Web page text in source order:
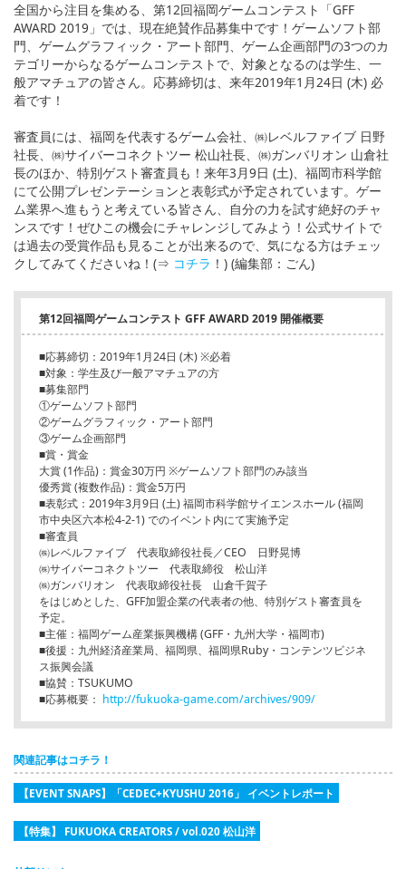
全国から注目を集める、第12回福岡ゲームコンテスト「GFF
AWARD 2019」では、現在絶賛作品募集中です！ゲームソフト部
門、ゲームグラフィック・アート部門、ゲーム企画部門の3つのカ
テゴリーからなるゲームコンテストで、対象となるのは学生、一
般アマチュアの皆さん。応募締切は、来年2019年1月24日 (木) 必
着です！
審査員には、福岡を代表するゲーム会社、㈱レベルファイブ 日野
社長、㈱サイバーコネクトツー 松山社長、㈱ガンバリオン 山倉社
長のほか、特別ゲスト審査員も！来年3月9日 (土)、福岡市科学館
にて公開プレゼンテーションと表彰式が予定されています。ゲー
ム業界へ進もうと考えている皆さん、自分の力を試す絶好のチャ
ンスです！ぜひこの機会にチャレンジしてみよう！公式サイトで
は過去の受賞作品も見ることが出来るので、気になる方はチェッ
クしてみてくださいね！(⇒ コチラ ！) (編集部：ごん)
第12回福岡ゲームコンテスト GFF AWARD 2019 開催概要
■応募締切：2019年1月24日 (木) ※必着
■対象：学生及び一般アマチュアの方
■募集部門
①ゲームソフト部門
②ゲームグラフィック・アート部門
③ゲーム企画部門
■賞・賞金
大賞 (1作品)：賞金30万円 ※ゲームソフト部門のみ該当
優秀賞 (複数作品)：賞金5万円
■表彰式：2019年3月9日 (土) 福岡市科学館サイエンスホール (福岡
市中央区六本松4-2-1) でのイベント内にて実施予定
■審査員
㈱レベルファイブ 代表取締役社長／CEO 日野晃博
㈱サイバーコネクトツー 代表取締役 松山洋
㈱ガンバリオン 代表取締役社長 山倉千賀子
をはじめとした、GFF加盟企業の代表者の他、特別ゲスト審査員を
予定。
■主催：福岡ゲーム産業振興機構 (GFF・九州大学・福岡市)
■後援：九州経済産業局、福岡県、福岡県Ruby・コンテンツビジネ
ス振興会議
■協賛：TSUKUMO
■応募概要： http://fukuoka-game.com/archives/909/
関連記事はコチラ！
【EVENT SNAPS】「CEDEC+KYUSHU 2016」 イベントレポート
【特集】 FUKUOKA CREATORS / vol.020 松山洋